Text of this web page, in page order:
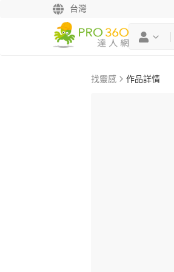
台灣
找靈感 作品詳情